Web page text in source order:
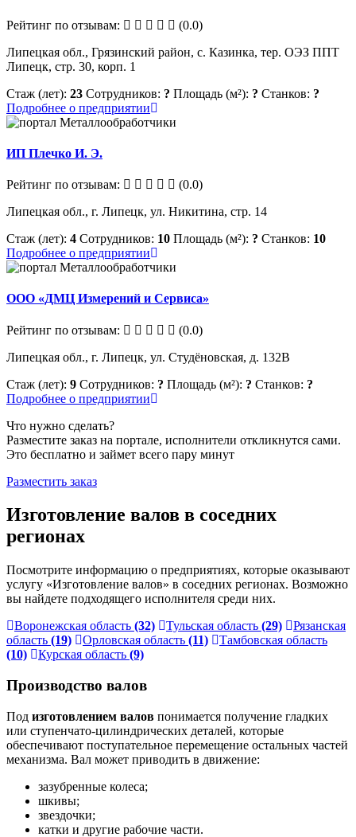
Рейтинг по отзывам:
(0.0)
Липецкая обл., Грязинский район, с. Казинка, тер. ОЭЗ ППТ
Липецк, стр. 30, корп. 1
Стаж (лет): 23 Сотрудников: ? Площадь (м²): ? Станков: ?
Подробнее о предприятии
ИП Плечко И. Э.
Рейтинг по отзывам:
(0.0)
Липецкая обл., г. Липецк, ул. Никитина, стр. 14
Стаж (лет): 4 Сотрудников: 10 Площадь (м²): ? Станков: 10
Подробнее о предприятии
ООО «ДМЦ Измерений и Сервиса»
Рейтинг по отзывам:
(0.0)
Липецкая обл., г. Липецк, ул. Студёновская, д. 132В
Стаж (лет): 9 Сотрудников: ? Площадь (м²): ? Станков: ?
Подробнее о предприятии
Что нужно сделать?
Разместите заказ на портале, исполнители откликнутся сами.
Это бесплатно и займет всего пару минут
Разместить заказ
Изготовление валов в соседних
регионах
Посмотрите информацию о предприятиях, которые оказывают
услугу «Изготовление валов» в соседних регионах. Возможно
вы найдете подходящего исполнителя среди них.
Воронежская область (32) Тульская область (29)
Рязанская
область (19) Орловская область (11)
Тамбовская область
(10)
Курская область (9)
Производство валов
Под изготовлением валов понимается получение гладких
или ступенчато-цилиндрических деталей, которые
обеспечивают поступательное перемещение остальных частей
механизма. Вал может приводить в движение:
зазубренные колеса;
шкивы;
звездочки;
катки и другие рабочие части.